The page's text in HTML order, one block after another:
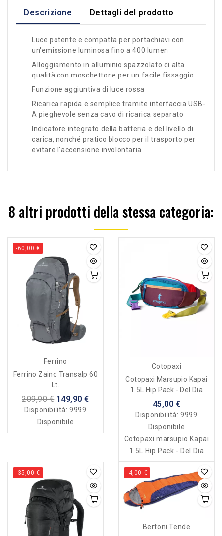
Descrizione Dettagli del prodotto
Luce potente e compatta per portachiavi con
un'emissione luminosa fino a 400 lumen
Alloggiamento in alluminio spazzolato di alta
qualità con moschettone per un facile fissaggio
Funzione aggiuntiva di luce rossa
Ricarica rapida e semplice tramite interfaccia USB-
A pieghevole senza cavo di ricarica separato
Indicatore integrato della batteria e del livello di
carica, nonché pratico blocco per il trasporto per
evitare l'accensione involontaria
8 altri prodotti della stessa categoria:
-60,00 €
Ferrino
Ferrino Zaino Transalp 60
Lt.
209,90 € 149,90 €
Disponibilità:9999
Disponibile
Cotopaxi
Cotopaxi Marsupio Kapai
1.5L Hip Pack - Del Dia
45,00 €
Disponibilità:9999
Disponibile
Cotopaxi marsupio Kapai
1.5L Hip Pack - Del Dia
-35,00 € -4,00 €
Bertoni Tende